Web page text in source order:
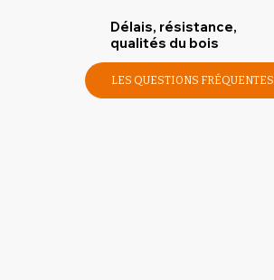
Délais, résistance,
qualités du bois
LES QUESTIONS FRÉQUENTES